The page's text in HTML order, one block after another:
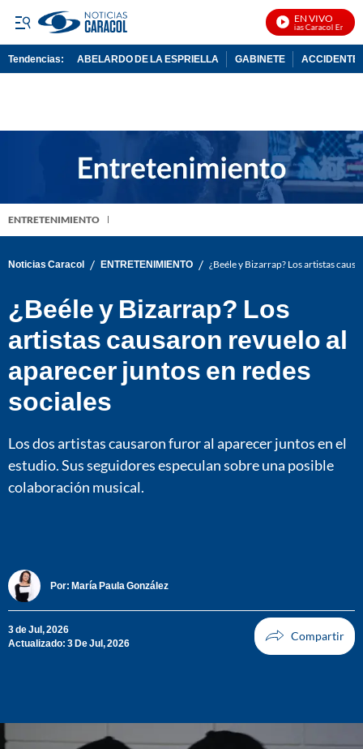
EN VIVO
Noticias Caracol En Vivo
Tendencias: ABELARDO DE LA ESPRIELLA GABINETE ACCIDENTE
ENTRETENIMIENTO
Noticias Caracol / ENTRETENIMIENTO / ¿Beéle y Bizarrap? Los artistas
¿Beéle y Bizarrap? Los
artistas causaron revuelo al
aparecer juntos en redes
sociales
Los dos artistas causaron furor al aparecer juntos en el
estudio. Sus seguidores especulan sobre una posible
colaboración musical.
Por: María Paula González
3 de Jul, 2026
Actualizado: 3 De Jul, 2026